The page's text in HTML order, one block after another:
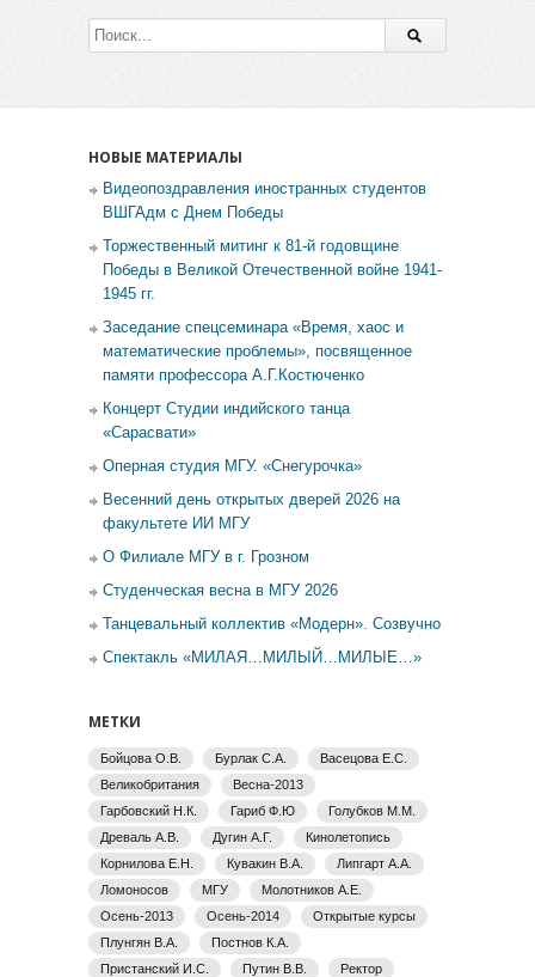
НОВЫЕ МАТЕРИАЛЫ
Видеопоздравления иностранных студентов
ВШГАдм с Днем Победы
Торжественный митинг к 81-й годовщине
Победы в Великой Отечественной войне 1941-
1945 гг.
Заседание спецсеминара «Время, хаос и
математические проблемы», посвященное
памяти профессора А.Г.Костюченко
Концерт Студии индийского танца
«Сарасвати»
Оперная студия МГУ. «Снегурочка»
Весенний день открытых дверей 2026 на
факультете ИИ МГУ
О Филиале МГУ в г. Грозном
Студенческая весна в МГУ 2026
Танцевальный коллектив «Модерн». Созвучно
Спектакль «МИЛАЯ…МИЛЫЙ…МИЛЫЕ…»
МЕТКИ
Бойцова О.В. Бурлак С.А.
Васецова Е.С.
Великобритания
Весна-2013
Гарбовский Н.К.
Гариб Ф.Ю
Голубков М.М.
Древаль А.В.
Дугин А.Г.
Кинолетопись
Корнилова Е.Н.
Кувакин В.А.
Липгарт А.А.
Ломоносов
МГУ
Молотников А.Е.
Осень-2013
Осень-2014
Открытые курсы
Плунгян В.А.
Постнов К.А.
Пристанский И.С.
Путин В.В.
Ректор